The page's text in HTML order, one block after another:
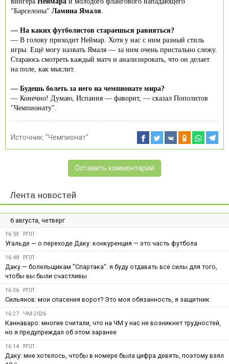
"Барселоны" Ламина Ямаля
— На каких футболистов стараешься равняться?
— В голову приходит Неймар. Хотя у нас с ним разный стиль
игры. Ещё могу назвать Ямаля — за ним очень пристально слежу.
Стараюсь смотреть каждый матч и анализировать, что он делает
на поле, как мыслит.
— Будешь болеть за него на чемпионате мира?
— Конечно! Думаю, Испания — фаворит, — сказал Пополитов
"Чемпионату".
Источник: "Чемпионат"
Оставить комментарий
Лента новостей
6 августа, четверг
16:59 РПЛ
Угальде — о переходе Даку: конкуренция — это часть футбола
16:48 РПЛ
Даку — болельщикам "Спартака": я буду отдавать все силы для того,
чтобы вы были счастливы
16:36 РПЛ
Сильянов: мои спасения ворот? Это моя обязанность, я защитник
16:27 ЧМ-2026
Каннаваро: многие считали, что на ЧМ у нас не возникнет трудностей,
но я предупреждал об этом заранее
16:14 РПЛ
Даку: мне хотелось, чтобы в номере была цифра девять, поэтому взял